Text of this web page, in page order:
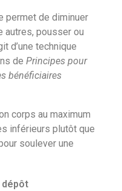
permet de diminuer
autres, pousser ou
d’une technique
de Principes pour
bénéficiaires
corps au maximum
inférieurs plutôt que
soulever une